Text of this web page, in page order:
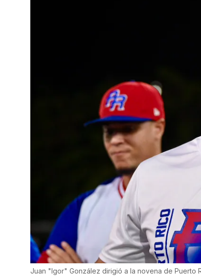
Juan "Igor" González dirigió a la novena de Puerto